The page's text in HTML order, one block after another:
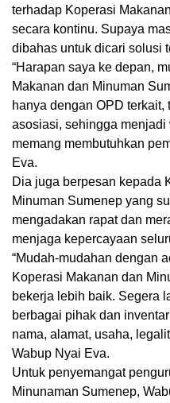
terhadap Koperasi
secara kontinu. Supaya
dibahas untuk dicari solusi
“Harapan saya ke depan,
Makanan dan Minuman
hanya dengan OPD
asosiasi, sehingga
memang membutuhkan
Eva.
Dia juga berpesan kepada
Minuman Sumenep yang
mengadakan rapat dan
menjaga kepercayaan
“Mudah-mudahan dengan
Koperasi Makanan dan
bekerja lebih baik. Segera
berbagai pihak dan
nama, alamat, usaha,
Wabup Nyai Eva.
Untuk penyemangat
Minunaman Sumenep,